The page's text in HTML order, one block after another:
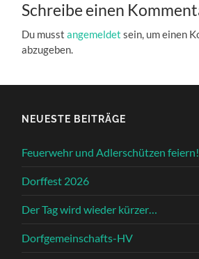
Schreibe einen
Du musstangemeldet sein, um einen
abzugeben.
NEUESTE BEITRÄGE
Feuerwehr und Adlerschützen feiern!
Dorffest 2026
Der Tag wird wieder kürzer…
Dorfgemeinschafts-HV